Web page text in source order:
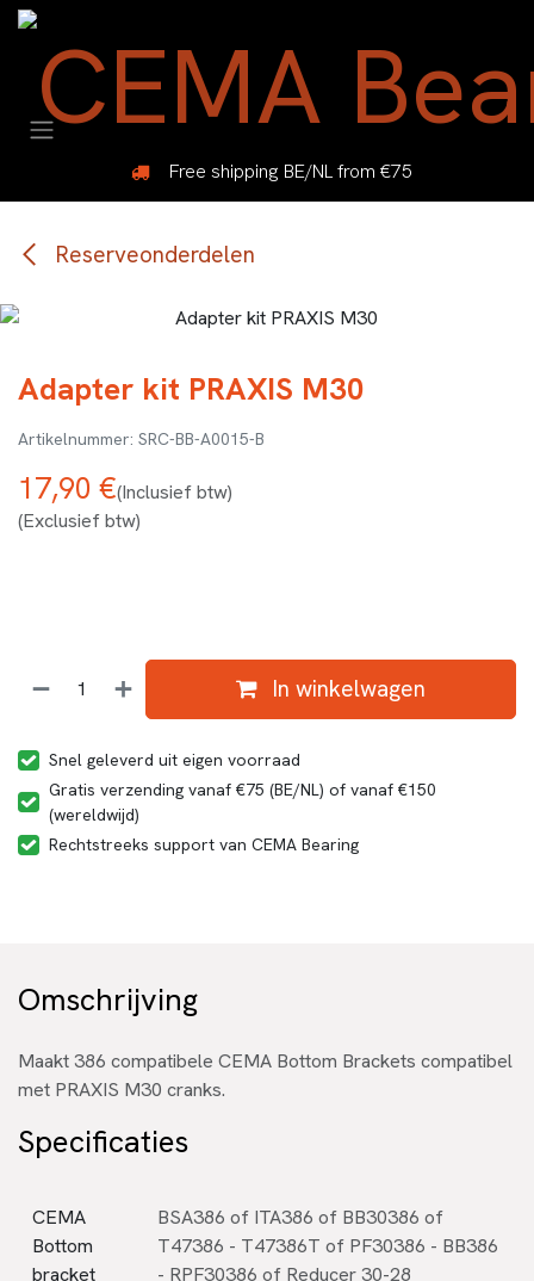
Overslaan naar inhoud
Free shipping BE/NL from €75
Reserveonderdelen
Adapter kit PRAXIS M30
SRC-BB-A0015-B
17,90 €(Inclusief btw)
(Exclusief btw)
In winkelwagen
Snel geleverd uit eigen voorraad
Gratis verzending vanaf €75 (BE/NL) of vanaf €150
(wereldwijd)
Rechtstreeks support van CEMA Bearing
Omschrijving
Maakt 386 compatibele CEMA Bottom Brackets compatibel
met PRAXIS M30 cranks.
Specificaties
CEMA
Bottom
bracket
BSA386 of ITA386 of BB30386 of
T47386 - T47386T of PF30386 - BB386
- RPF30386 of Reducer 30-28